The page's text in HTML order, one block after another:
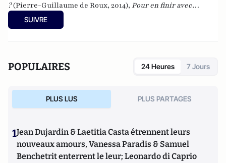
?(Pierre-Guillaume de Roux, 2014), Pour en finir avec
l'idéologie antiraciste
(2016). En 2023, il a publié
SUIVRE
POPULAIRES 24 Heures 7 Jours
PLUS LUS PLUS PARTAGES
1Jean Dujardin & Laetitia Casta étrennent leurs
nouveaux amours, Vanessa Paradis & Samuel
Benchetrit enterrent le leur; Leonardo di Caprio